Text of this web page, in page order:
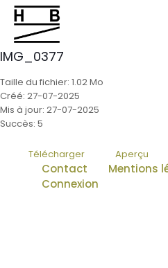
IMG_0377
Taille du fichier: 1.02 Mo
Créé: 27-07-2025
Mis à jour: 27-07-2025
Succès: 5
Télécharger Aperçu
Contact
Mentions
Connexion